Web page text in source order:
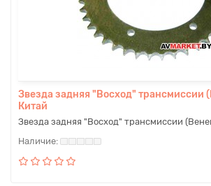
Звезда задняя "Восход" трансмиссии
Китай
Звезда задняя "Восход" трансмиссии